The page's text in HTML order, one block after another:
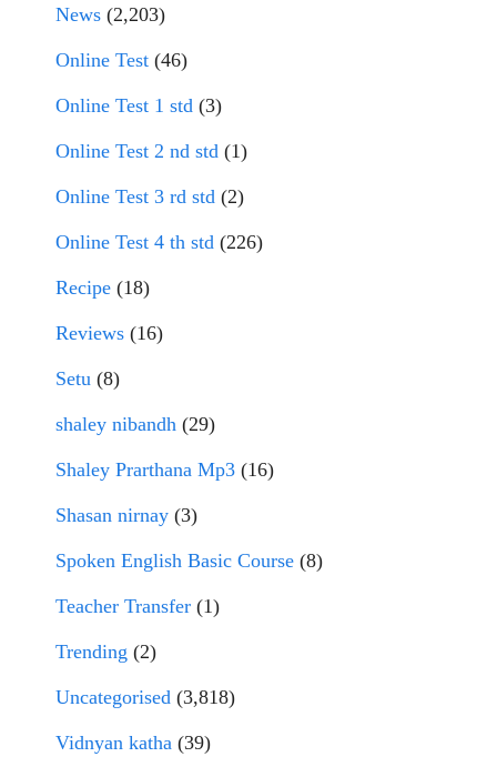
News (2,203)
Online Test (46)
Online Test 1 std (3)
Online Test 2 nd std (1)
Online Test 3 rd std (2)
Online Test 4 th std (226)
Recipe (18)
Reviews (16)
Setu (8)
shaley nibandh (29)
Shaley Prarthana Mp3 (16)
Shasan nirnay (3)
Spoken English Basic Course (8)
Teacher Transfer (1)
Trending (2)
Uncategorised (3,818)
Vidnyan katha (39)